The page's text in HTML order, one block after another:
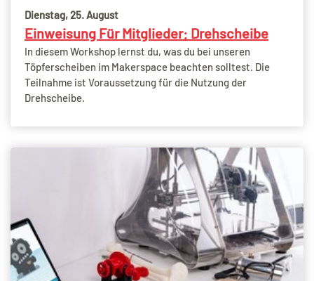
Dienstag, 25. August
Einweisung Für Mitglieder: Drehscheibe
In diesem Workshop lernst du, was du bei unseren
Töpferscheiben im Makerspace beachten solltest. Die
Teilnahme ist Voraussetzung für die Nutzung der
Drehscheibe.